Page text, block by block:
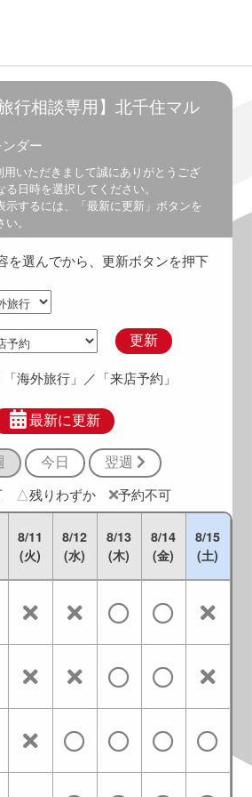
旅行相談専用】北千住マル
ダー
用いただきまして誠にありがとうござ
日時を選択してください。
示するには、「最新に更新」ボタンを
。
を選んでから、更新ボタンを押下
更新
「海外旅行」 ／「来店予約」
最新に更新
今日 翌週
△残りわずか 予約不可
8/11
(火)
8/12
(水)
8/13
(木)
8/14
(金)
8/15
(土)